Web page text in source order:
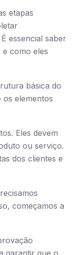
etapas
essencial saber
como eles
básica do
os elementos
Eles devem
ou serviço.
dos clientes e
começamos a
garantir que o